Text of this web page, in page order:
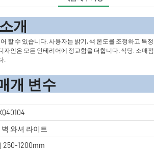
소
할 수 있습니다. 사용자는 밝기, 색 온도를 조정하고 특
인은 모든 인테리어에 정교함을 더합니다. 식당, 소매
.
수
벽 와셔 라이트
250-1200mm